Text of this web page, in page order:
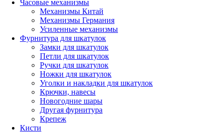
Часовые механизмы
Механизмы Китай
Механизмы Германия
Усиленные механизмы
Фурнитура для шкатулок
Замки для шкатулок
Петли для шкатулок
Ручки для шкатулок
Ножки для шкатулок
Уголки и накладки для шкатулок
Крючки, навесы
Новогодние шары
Другая фурнитура
Крепеж
Кисти